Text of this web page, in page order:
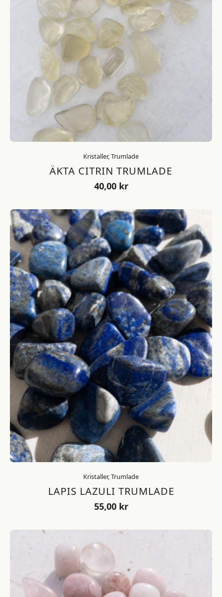
Kristaller, Trumlade
ÄKTA CITRIN TRUMLADE
40,00 kr
Kristaller, Trumlade
LAPIS LAZULI TRUMLADE
55,00 kr